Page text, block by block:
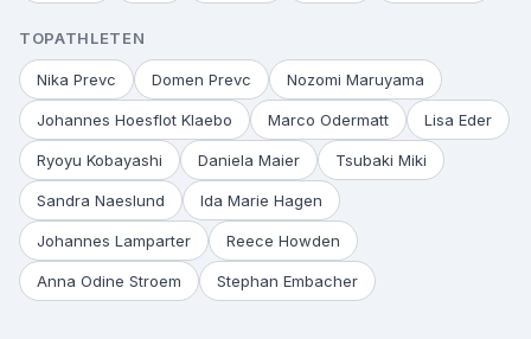
TOPATHLETEN
Nika Prevc Domen Prevc Nozomi Maruyama
Johannes Hoesflot Klaebo Marco Odermatt Lisa Eder
Ryoyu Kobayashi Daniela Maier Tsubaki Miki
Sandra Naeslund Ida Marie Hagen
Johannes Lamparter Reece Howden
Anna Odine Stroem Stephan Embacher